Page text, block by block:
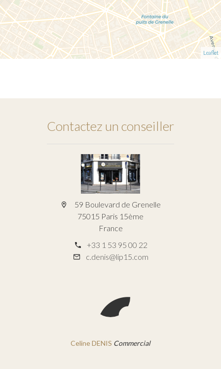
Leaflet
Contactez un conseiller
59 Boulevard de Grenelle
75015 Paris 15ème
France
+33 1 53 95 00 22
c.denis@lip15.com
Celine DENIS Commercial